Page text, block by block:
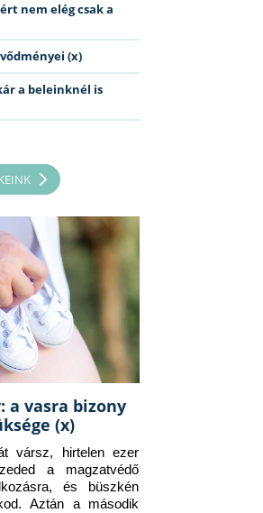
nem elég csak a
(x)
a beleinknél is
a vasra bizony
(x)
vársz, hirtelen ezer
a magzatvédő
és büszkén
Aztán a második